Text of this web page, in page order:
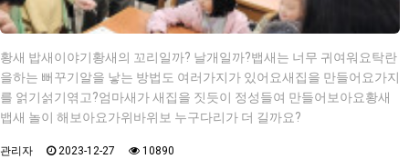
황새 밥새이야기황새의 꼬리일까? 날개일까?뱁새는 너무 귀여워요탁란
을하는 뻐꾸기알을 낳는 방법도 여러가지가 있어요새집을 만들어요가지
를 얽기섥기엮고?엄마새가 새집을 짓듯이 정성들여 만들어보아요황새
뱁새 놀이 해보아요가위바위보 누구다리가 더 길까요?
관리자 2023-12-27 10890